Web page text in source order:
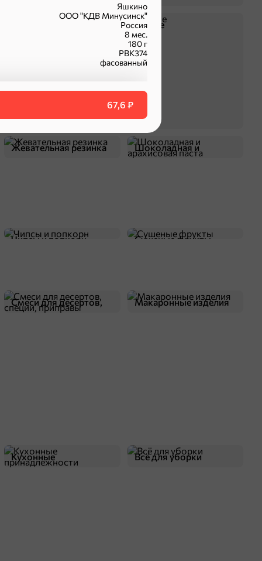
Яшкино
ООО "КДВ Минусинск"
Россия
8 мес.
180 г
РВК374
фасованный
Поделиться
67,6 ₽
Драже
Жевательная резинка
Шоколадная и
Чипсы и попкорн Сушеные фрукты
Смеси для десертов,
специи, приправы
Макаронные изделия
Кухонные
Всё для уборки